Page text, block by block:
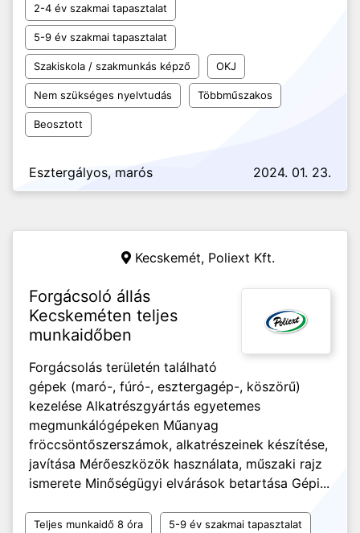
2-4 év szakmai tapasztalat
5-9 év szakmai tapasztalat
Szakiskola / szakmunkás képző OKJ
Nem szükséges nyelvtudás Többműszakos
Beosztott
Esztergályos, marós 2024. 01. 23.
Kecskemét, Poliext Kft.
Forgácsoló állás
Kecskeméten teljes
munkaidőben
Forgácsolás területén található
gépek (maró-, fúró-, esztergagép-, köszörű)
kezelése Alkatrészgyártás egyetemes
megmunkálógépeken Műanyag
fröccsöntőszerszámok, alkatrészeinek készítése,
javítása Mérőeszközök használata, műszaki rajz
ismerete Minőségügyi elvárások betartása Gépi...
Teljes munkaidő 8 óra 5-9 év szakmai tapasztalat